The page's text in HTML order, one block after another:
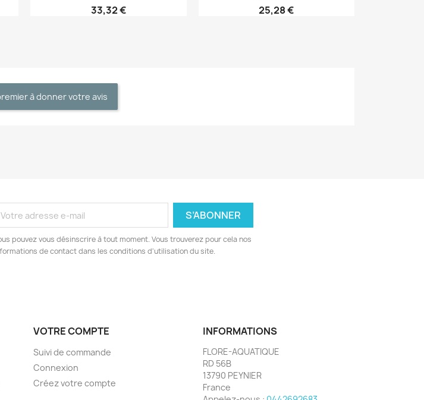
33,32 € 25,28 €
à donner votre avis
pouvez vous désinscrire à tout moment. Vous trouverez pour cela nos
de contact dans les conditions d'utilisation du site.
VOTRE COMPTE
Suivi de commande
Connexion
Créez votre compte
INFORMATIONS
FLORE-AQUATIQUE
RD 56B
13790 PEYNIER
France